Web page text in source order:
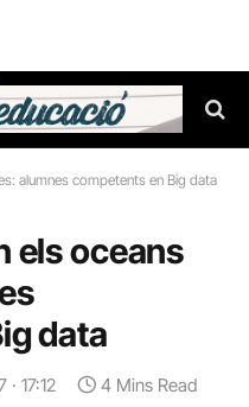
alumnes competents en Big data
els oceans
data
17:12 4 Mins Read